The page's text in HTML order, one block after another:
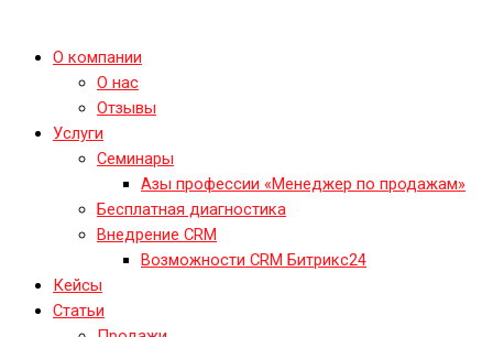
О компании
О нас
Отзывы
Услуги
Семинары
Азы профессии «Менеджер по продажам»
Бесплатная диагностика
Внедрение CRM
Возможности CRM Битрикс24
Кейсы
Статьи